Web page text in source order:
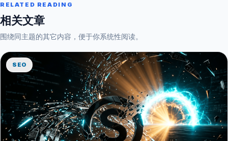
RELATED READING
相关文章
围绕同主题的其它内容，便于你系统性阅读。
SEO